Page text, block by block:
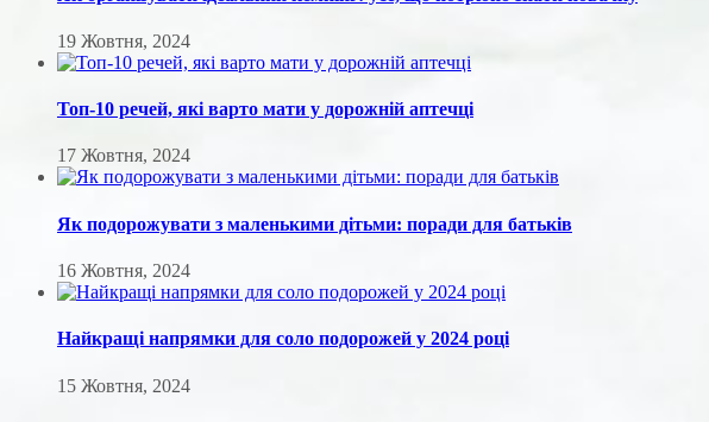
19 Жовтня, 2024
Топ-10 речей, які варто мати у дорожній аптечці
17 Жовтня, 2024
Як подорожувати з маленькими дітьми: поради для батьків
16 Жовтня, 2024
Найкращі напрямки для соло подорожей у 2024 році
15 Жовтня, 2024